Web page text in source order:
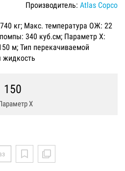
Производитель: Atlas Copco
кг; Макс. температура ОЖ: 22
340 куб.см; Параметр Х:
м; Тип перекачиваемой
жидкость
150
Х